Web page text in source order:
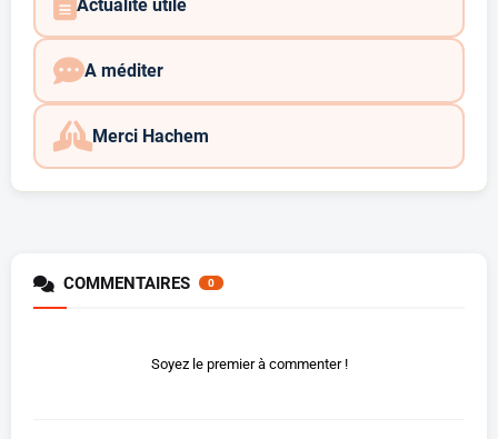
Actualité utile
A méditer
Merci Hachem
COMMENTAIRES 0
Soyez le premier à commenter !